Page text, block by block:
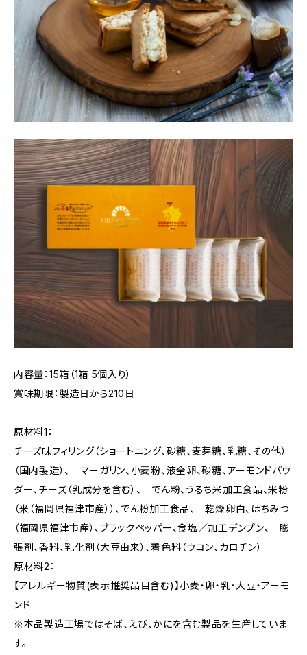
内容量：15箱（1箱 5個入り）
賞味期限：製造日から210日
原材料1：
チーズ味フィリング（ショートニング、砂糖、麦芽糖、乳糖、その他）
（国内製造）、 マーガリン、小麦粉、液全卵、砂糖、アーモンドパウ
ダー、チーズ（乳成分を含む）、 でん粉、うるち米加工食品、米粉
（米（福岡県福津市産））、でん粉加工食品、 乾燥卵白、はちみつ
（福岡県福津市産）、ブラックペッパー、食塩／加工デンプン、 膨
張剤、香料、乳化剤（大豆由来）、着色料（ウコン、カロチン）
原材料2：
【アレルギー物質(表示推奨品目含む)】小麦・卵・乳・大豆・アーモ
ンド
※本品製造工場ではそば、えび、かにを含む製品を生産していま
す。